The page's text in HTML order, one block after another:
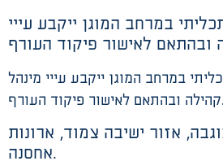
במרחב המוגן ייקבע עייי
במרחב המוגן ייקבע עייי מינהל
קהילה ובהתאם לאישור פיקוד העורף.
אזור ישיבה צמוד, ארונות
אחסנה.